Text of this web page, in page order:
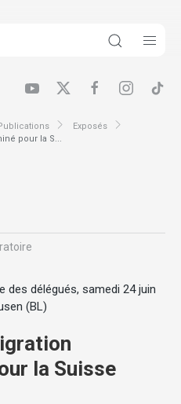
Exposés
pour la S...
des délégués, samedi 24 juin
(BL)
la Suisse